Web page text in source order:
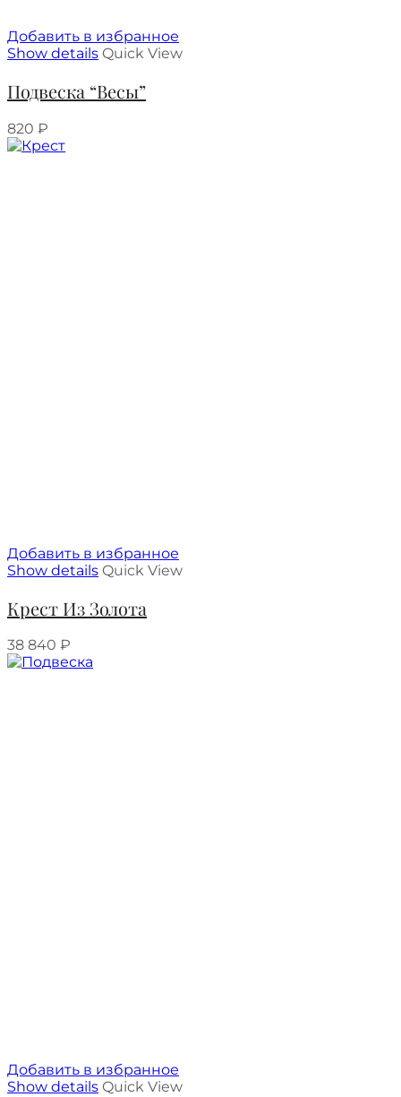
Добавить в избранное
Show details Quick View
Подвеска “Весы”
820 ₽
Добавить в избранное
Show details Quick View
Крест Из Золота
38 840 ₽
Добавить в избранное
Show details Quick View